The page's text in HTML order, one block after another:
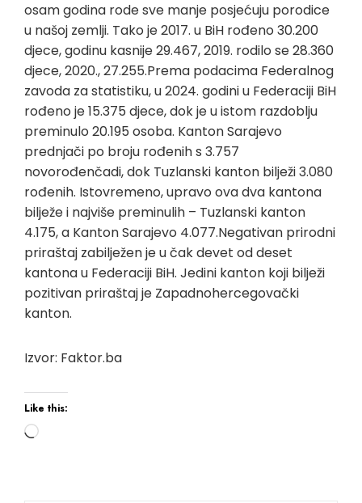
osam godina rode sve manje posjećuju porodice
u našoj zemlji. Tako je 2017. u BiH rođeno 30.200
djece, godinu kasnije 29.467, 2019. rodilo se 28.360
djece, 2020., 27.255.Prema podacima Federalnog
zavoda za statistiku, u 2024. godini u Federaciji BiH
rođeno je 15.375 djece, dok je u istom razdoblju
preminulo 20.195 osoba. Kanton Sarajevo
prednjači po broju rođenih s 3.757
novorođenčadi, dok Tuzlanski kanton bilježi 3.080
rođenih. Istovremeno, upravo ova dva kantona
bilježe i najviše preminulih – Tuzlanski kanton
4.175, a Kanton Sarajevo 4.077.Negativan prirodni
priraštaj zabilježen je u čak devet od deset
kantona u Federaciji BiH. Jedini kanton koji bilježi
pozitivan priraštaj je Zapadnohercegovački
kanton.
Izvor: Faktor.ba
Like this: